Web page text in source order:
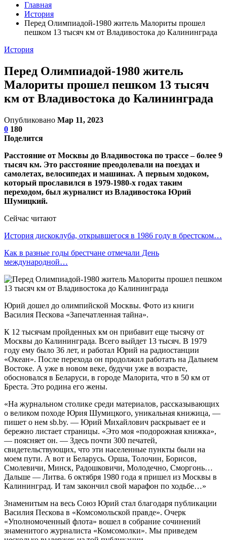
Главная
История
Перед Олимпиадой-1980 житель Малориты прошел
пешком 13 тысяч км от Владивостока до Калининграда
История
Перед Олимпиадой-1980 житель
Малориты прошел пешком 13 тысяч
км от Владивостока до Калининграда
Опубликовано Мар 11, 2023
0 180
Поделится
Расстояние от Москвы до Владивостока по трассе – более 9
тысяч км. Это расстояние преодолевали на поездах и
самолетах, велосипедах и машинах. А первым ходоком,
который прославился в 1979-1980-х годах таким
переходом, был журналист из Владивостока Юрий
Шумицкий.
Сейчас читают
История дискоклуба, открывшегося в 1986 году в брестском…
Как в разные годы брестчане отмечали День
международной…
Юрий дошел до олимпийской Москвы. Фото из книги
Василия Пескова «Запечатленная тайна».
К 12 тысячам пройденных км он прибавит еще тысячу от
Москвы до Калининграда. Всего выйдет 13 тысяч. В 1979
году ему было 36 лет, и работал Юрий на радиостанции
«Океан». После перехода он продолжил работать на Дальнем
Востоке. А уже в новом веке, будучи уже в возрасте,
обосновался в Беларуси, в городе Малорита, что в 50 км от
Бреста. Это родина его жены.
«На журнальном столике среди материалов, рассказывающих
о великом походе Юрия Шумицкого, уникальная книжица, —
пишет о нем sb.by. — Юрий Михайлович раскрывает ее и
бережно листает страницы. «Это моя «подорожная книжка»,
— поясняет он. — Здесь почти 300 печатей,
свидетельствующих, что эти населенные пункты были на
моем пути. А вот и Беларусь. Орша, Толочин, Борисов,
Смолевичи, Минск, Радошковичи, Молодечно, Сморгонь…
Дальше — Литва. 6 октября 1980 года я пришел из Москвы в
Калининград. И там закончил свой марафон по ходьбе…»
Знаменитым на весь Союз Юрий стал благодаря публикации
Василия Пескова в «Комсомольской правде». Очерк
«Уполномоченный флота» вошел в собрание сочинений
знаменитого журналиста «Комсомолки». Мы приведем